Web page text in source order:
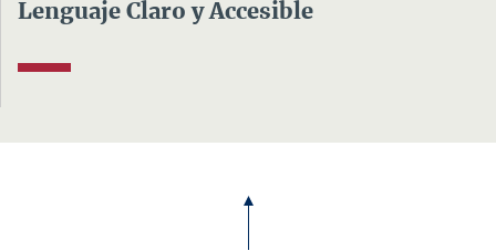
Lenguaje Claro y Accesible